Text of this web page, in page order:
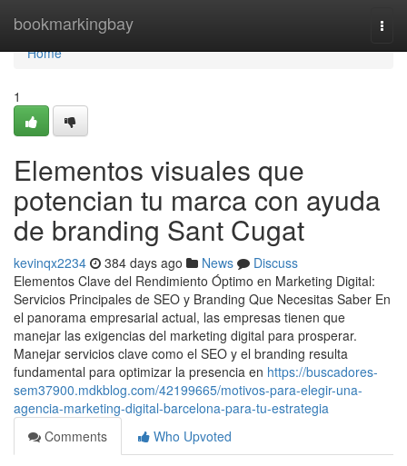
bookmarkingbay
Home
Home
1
Elementos visuales que
potencian tu marca con ayuda
de branding Sant Cugat
kevinqx2234 384 days ago News
Discuss
Elementos Clave del Rendimiento Óptimo en Marketing Digital:
Servicios Principales de SEO y Branding Que Necesitas Saber En
el panorama empresarial actual, las empresas tienen que
manejar las exigencias del marketing digital para prosperar.
Manejar servicios clave como el SEO y el branding resulta
fundamental para optimizar la presencia en https://buscadores-
sem37900.mdkblog.com/42199665/motivos-para-elegir-una-
agencia-marketing-digital-barcelona-para-tu-estrategia
Comments
Who Upvoted